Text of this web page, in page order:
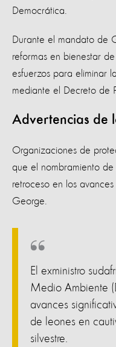
Democrática.
Durante el mandato de
reformas en bienestar
esfuerzos para eliminar la
mediante el Decreto de
Advertencias de
Organizaciones de
que el nombramiento
retroceso en los
George.
El exministro
Medio Ambiente
avances
de leones en
silvestre.